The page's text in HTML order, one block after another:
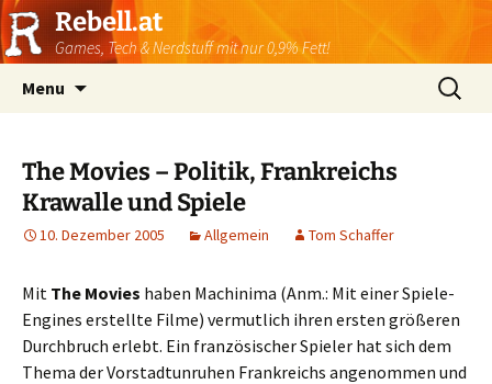
Rebell.at
Games, Tech & Nerdstuff mit nur 0,9% Fett!
Menu
Suchen
nach:
The Movies – Politik, Frankreichs
Krawalle und Spiele
10. Dezember 2005 Allgemein Tom Schaffer
Mit The Movies haben Machinima (Anm.: Mit einer Spiele-
Engines erstellte Filme) vermutlich ihren ersten größeren
Durchbruch erlebt. Ein französischer Spieler hat sich dem
Thema der Vorstadtunruhen Frankreichs angenommen und